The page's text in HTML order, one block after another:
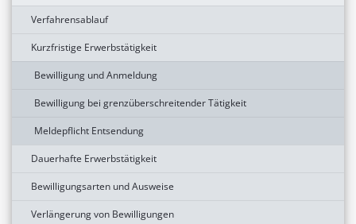
Verfahrensablauf
Kurzfristige Erwerbstätigkeit
Bewilligung und Anmeldung
Bewilligung bei grenzüberschreitender Tätigkeit
Meldepflicht Entsendung
Dauerhafte Erwerbstätigkeit
Bewilligungsarten und Ausweise
Verlängerung von Bewilligungen